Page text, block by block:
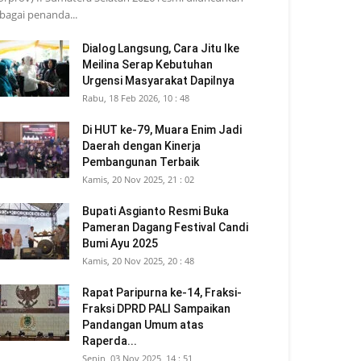
penanda...
Dialog Langsung, Cara Jitu Ike
Meilina Serap Kebutuhan
Urgensi Masyarakat Dapilnya
Rabu, 18 Feb 2026, 10 : 48
Di HUT ke-79, Muara Enim Jadi
Daerah dengan Kinerja
Pembangunan Terbaik
Kamis, 20 Nov 2025, 21 : 02
Bupati Asgianto Resmi Buka
Pameran Dagang Festival Candi
Bumi Ayu 2025
Kamis, 20 Nov 2025, 20 : 48
Rapat Paripurna ke-14, Fraksi-
Fraksi DPRD PALI Sampaikan
Pandangan Umum atas
Raperda...
Senin, 03 Nov 2025, 14 : 51